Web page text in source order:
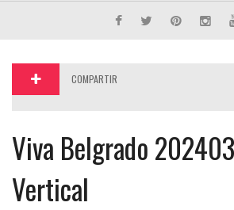
EXPOSICIONES
HISTORIAS
COMPARTIR
Viva Belgrado
Vertical